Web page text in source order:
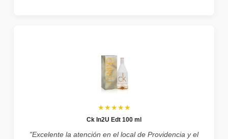
★★★★★
Ck In2U Edt 100 ml
"Excelente la atención en el local de Providencia y el